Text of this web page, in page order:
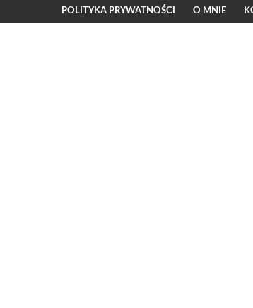
POLITYKA PRYWATNOŚCI O MNIE